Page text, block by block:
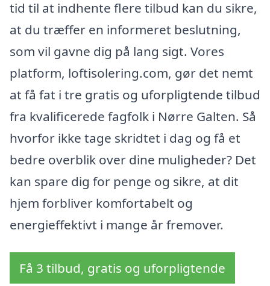
tid til at indhente flere tilbud kan du sikre,
at du træffer en informeret beslutning,
som vil gavne dig på lang sigt. Vores
platform, loftisolering.com, gør det nemt
at få fat i tre gratis og uforpligtende tilbud
fra kvalificerede fagfolk i Nørre Galten. Så
hvorfor ikke tage skridtet i dag og få et
bedre overblik over dine muligheder? Det
kan spare dig for penge og sikre, at dit
hjem forbliver komfortabelt og
energieffektivt i mange år fremover.
Få 3 tilbud, gratis og uforpligtende